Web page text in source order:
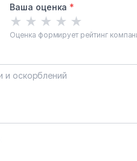
Ваша оценка *
★ ★ ★ ★ ★
Оценка формирует рейтинг